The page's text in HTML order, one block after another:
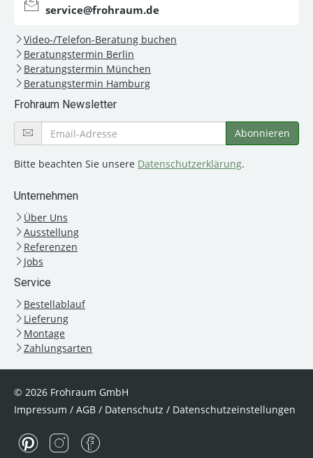
service@frohraum.de
Video-/Telefon-Beratung buchen
Beratungstermin Berlin
Beratungstermin München
Beratungstermin Hamburg
Frohraum Newsletter
Bitte beachten Sie unsere Datenschutzerklärung.
Unternehmen
Über Uns
Ausstellung
Referenzen
Jobs
Service
Bestellablauf
Lieferung
Montage
Zahlungsarten
© 2026 Frohraum GmbH
Impressum / AGB / Datenschutz / Datenschutzeinstellungen